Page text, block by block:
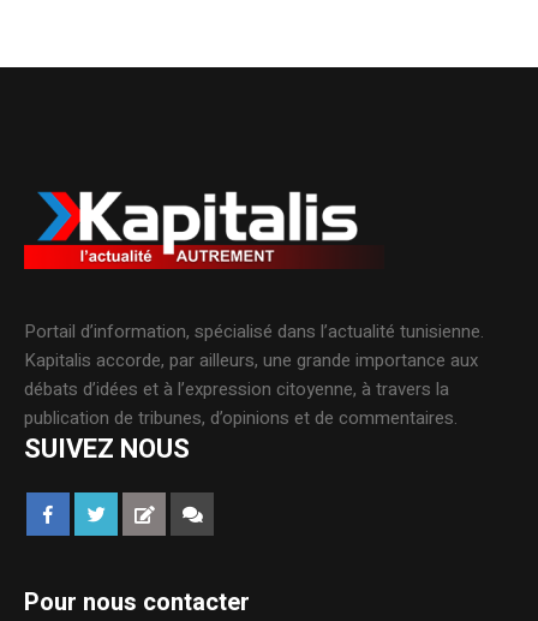
Portail d’information, spécialisé dans l’actualité tunisienne.
Kapitalis accorde, par ailleurs, une grande importance aux
débats d’idées et à l’expression citoyenne, à travers la
publication de tribunes, d’opinions et de commentaires.
SUIVEZ NOUS
Pour nous contacter